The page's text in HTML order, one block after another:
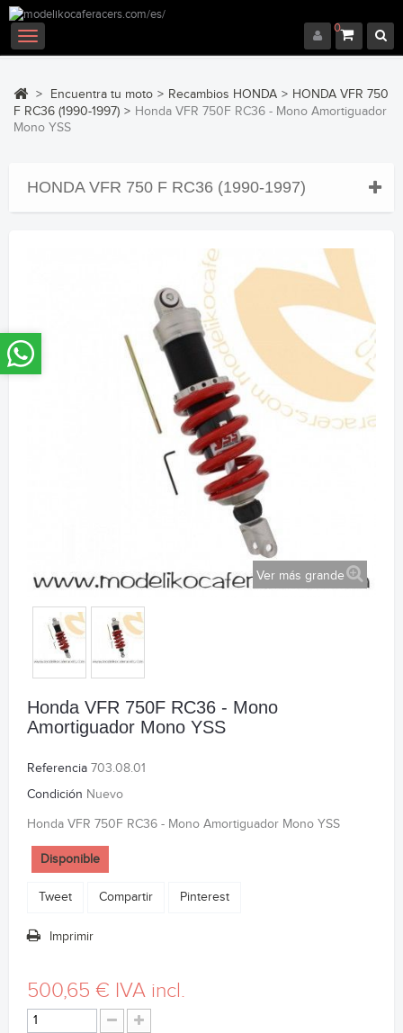
0
Navegación
Toggle
> Encuentra tu moto > Recambios HONDA > HONDA VFR 750
F RC36 (1990-1997) > Honda VFR 750F RC36 - Mono Amortiguador
Mono YSS
HONDA VFR 750 F RC36 (1990-1997)
Ver más grande
Honda VFR 750F RC36 - Mono
Amortiguador Mono YSS
Referencia 703.08.01
Condición Nuevo
Honda VFR 750F RC36 - Mono Amortiguador Mono YSS
Disponible
Tweet Compartir Pinterest
Imprimir
500,65 € IVA incl.